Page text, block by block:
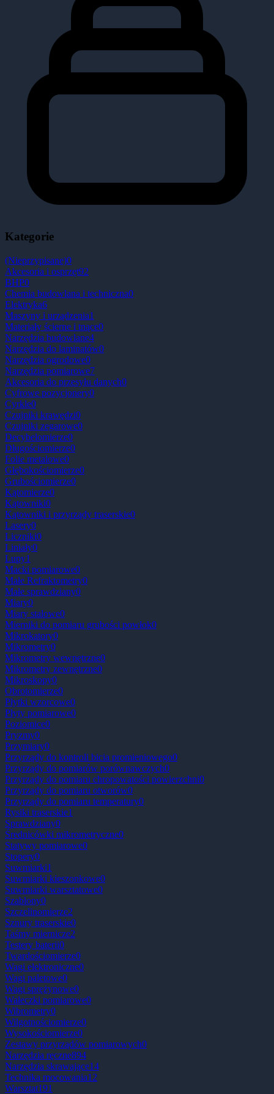
Kategorie
(Nieprzypisane)0
Akcesoria i osprzęt92
BHP0
Chemia budowlana i techniczna0
Elektryka6
Maszyny i urządzenia1
Materiały ścierne i tnące0
Narzędzia budowlane4
Narzędzia do laminatów0
Narzędzia ogrodowe0
Narzędzia pomiarowe7
Akcesoria do przesyłu danych0
Cyfrowe pozycjonery0
Cyrkle0
Czujniki krawędzi0
Czujniki zegarowe0
Decybelomierze0
Długościomierze0
Folie metalowe0
Głębokościomierze0
Grubościomierze0
Kątomierze0
Kątowniki0
Kątowniki i przyrządy traserskie0
Lasery0
Liczniki0
Liniały0
Lupy1
Macki pomiarowe0
Małe Refraktometry0
Małe sprawdziany0
Miary0
Miary stalowe0
Mierniki do pomiaru grubości powłok0
Mikrokatory0
Mikrometry0
Mikrometry wewnętrzne0
Mikrometry zewnętrzne0
Mikroskopy0
Obrotomierze0
Płytki wzorcowe0
Płyty pomiarowe0
Poziomice0
Pryzmy0
Przymiary0
Przyrządy do kontroli bicia promieniowego0
Przyrządy do pomiarów porównawczych0
Przyrządy do pomiaru chropowatości powierzchni0
Przyrządy do pomiaru otworów0
Przyrządy do pomiaru temperatury0
Rysiki traserskie1
Sprawdziany0
Średnicówki mikrometryczne0
Statywy pomiarowe0
Stopery0
Suwmiarki1
Suwmiarki kieszonkowe0
Suwmiarki warsztatowe0
Szablony0
Szczelinomierze2
Sznury traserskie0
Taśmy miernicze2
Testery baterii0
Twardościomierze0
Wagi elektroniczne0
Wagi paletowe0
Wagi sprężynowe0
Wałeczki pomiarowe0
Wibrometry0
Wilgotnościomierze0
Wysokościomierze0
Zestawy przyrządów pomiarowych0
Narzędzia ręczne894
Narzędzia skrawające14
Technika mocowania12
Warsztat191